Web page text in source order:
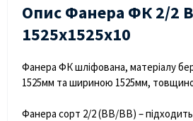
Опис Фанера ФК 2/2
1525х1525х10
Фанера ФК шліфована, матеріалу
1525мм та шириною 1525мм,
Фанера сорт 2/2 (ВВ/ВВ) – підходить